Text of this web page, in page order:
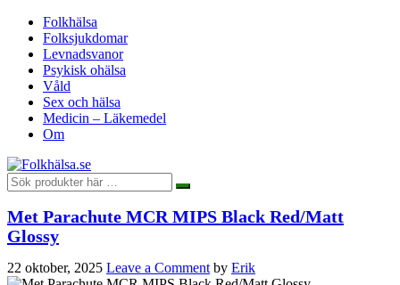
Folkhälsa
Folksjukdomar
Levnadsvanor
Psykisk ohälsa
Våld
Sex och hälsa
Medicin – Läkemedel
Om
Met Parachute MCR MIPS Black Red/Matt
Glossy
22 oktober, 2025 Leave a Comment by Erik